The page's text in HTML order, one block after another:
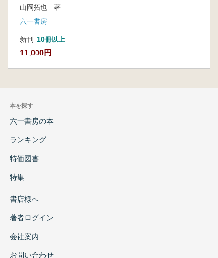
第2部 本研究の視点と事例研究
第4章 先史狩猟採集民の道具資源利用と石器
第1節 狩猟採集民の自然環境への技術適応
に関する先行研究
第1節 検討の目的
第2節 検討の対象と方法
1.母岩別資料からの検討
2.接合資料からの検討
1.定形石器の単位
2.定形石器製作の特徴
関わり
第5節 石器素材利用形態の理解に向けた検
の展望
山岡拓也 著
六一書房
新刊 10冊以上
11,000円
本を探す
六一書房の本
ランキング
特価図書
特集
書店様へ
著者ログイン
会社案内
お問い合わせ